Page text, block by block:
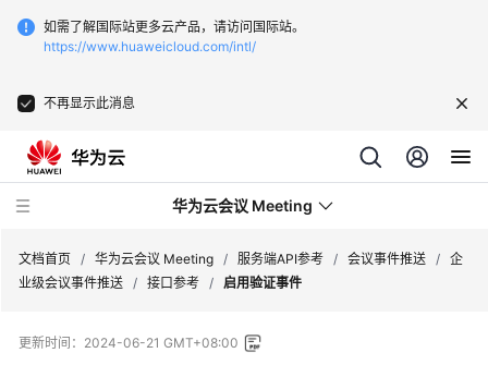
如需了解国际站更多云产品，请访问国际站。
https://www.huaweicloud.com/intl/
不再显示此消息
华为云会议 Meeting
新
文档首页 / 华为云会议 Meeting / 服务端API参考 / 会议事件推送 / 企
业级会议事件推送 / 接口参考 / 启用验证事件
更新时间： 2024-06-21 GMT+08:00